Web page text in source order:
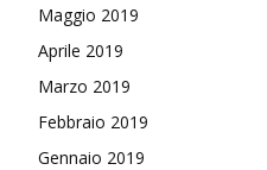
Maggio 2019
Aprile 2019
Marzo 2019
Febbraio 2019
Gennaio 2019